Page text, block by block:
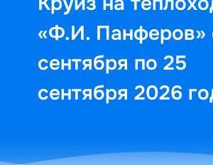
«Ф.И. Панферов»
сентября по 25
сентября 2026